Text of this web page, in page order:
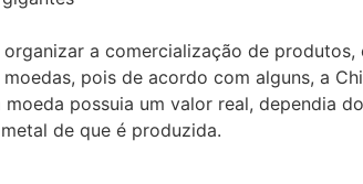
a comercialização de
pois de acordo com alguns, a
possuia um valor real, dependia
de que é produzida.